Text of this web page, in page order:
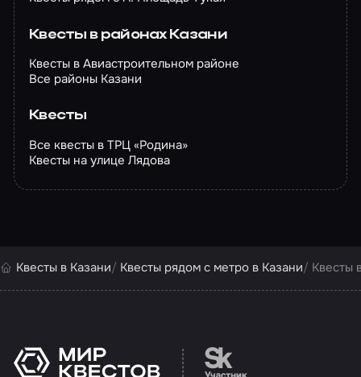
Квесты в районах Казани
Квесты в Авиастроительном районе
Все районы Казани
Квесты
Все квесты в ТРЦ «Родина»
Квесты на улице Лядова
Квесты в Казани Квесты рядом с метро в Казани Квесты
Перейти на сайт